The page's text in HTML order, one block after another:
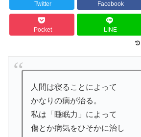
Twitter Facebook
Pocket LINE
人間は寝ることによって
かなりの病が治る。
私は「睡眠力」によって
傷とか病気をひそかに治し